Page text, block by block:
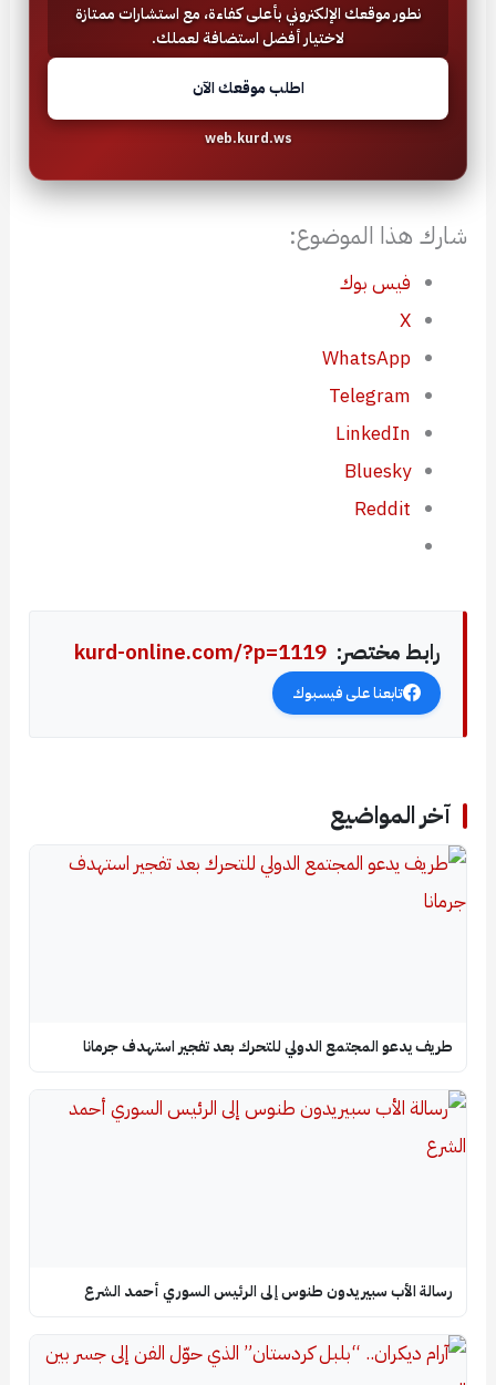
نطور موقعك الإلكتروني بأعلى كفاءة، مع استشارات ممتازة
لاختيار أفضل استضافة لعملك.
اطلب موقعك الآن
web.kurd.ws
شارك هذا الموضوع:
فيس بوك
X
WhatsApp
Telegram
LinkedIn
Bluesky
Reddit
رابط مختصر: kurd-online.com/?p=1119
تابعنا على فيسبوك
آخر المواضيع
طريف يدعو المجتمع الدولي للتحرك بعد تفجير استهدف جرمانا
رسالة الأب سبيريدون طنوس إلى الرئيس السوري أحمد الشرع